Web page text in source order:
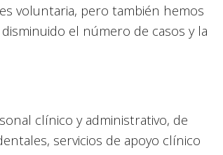
voluntaria, pero también hemos
el número de casos y la
clínico y administrativo, de
servicios de apoyo clínico